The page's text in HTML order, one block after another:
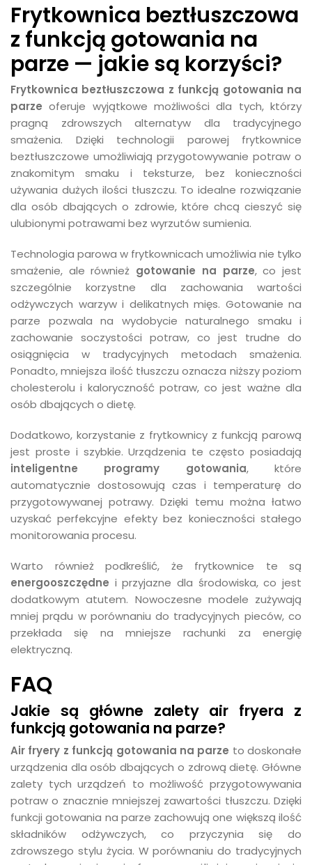
Frytkownica beztłuszczowa
z funkcją gotowania na
parze — jakie są korzyści?
Frytkownica beztłuszczowa z funkcją gotowania na
parze oferuje wyjątkowe możliwości dla tych, którzy
pragną zdrowszych alternatyw dla tradycyjnego
smażenia. Dzięki technologii parowej frytkownice
beztłuszczowe umożliwiają przygotowywanie potraw o
znakomitym smaku i teksturze, bez konieczności
używania dużych ilości tłuszczu. To idealne rozwiązanie
dla osób dbających o zdrowie, które chcą cieszyć się
ulubionymi potrawami bez wyrzutów sumienia.
Technologia parowa w frytkownicach umożliwia nie tylko
smażenie, ale również gotowanie na parze, co jest
szczególnie korzystne dla zachowania wartości
odżywczych warzyw i delikatnych mięs. Gotowanie na
parze pozwala na wydobycie naturalnego smaku i
zachowanie soczystości potraw, co jest trudne do
osiągnięcia w tradycyjnych metodach smażenia.
Ponadto, mniejsza ilość tłuszczu oznacza niższy poziom
cholesterolu i kaloryczność potraw, co jest ważne dla
osób dbających o dietę.
Dodatkowo, korzystanie z frytkownicy z funkcją parową
jest proste i szybkie. Urządzenia te często posiadają
inteligentne programy gotowania, które
automatycznie dostosowują czas i temperaturę do
przygotowywanej potrawy. Dzięki temu można łatwo
uzyskać perfekcyjne efekty bez konieczności stałego
monitorowania procesu.
Warto również podkreślić, że frytkownice te są
energooszczędne i przyjazne dla środowiska, co jest
dodatkowym atutem. Nowoczesne modele zużywają
mniej prądu w porównaniu do tradycyjnych pieców, co
przekłada się na mniejsze rachunki za energię
elektryczną.
FAQ
Jakie są główne zalety air fryera z
funkcją gotowania na parze?
Air fryery z funkcją gotowania na parze to doskonałe
urządzenia dla osób dbających o zdrową dietę. Główne
zalety tych urządzeń to możliwość przygotowywania
potraw o znacznie mniejszej zawartości tłuszczu. Dzięki
funkcji gotowania na parze zachowują one większą ilość
składników odżywczych, co przyczynia się do
zdrowszego stylu życia. W porównaniu do tradycyjnych